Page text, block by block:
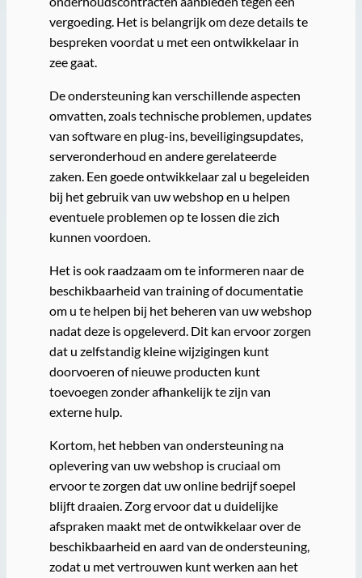
vergoeding. Het is belangrijk om deze details te
bespreken voordat u met een ontwikkelaar in
zee gaat.
De ondersteuning kan verschillende aspecten
omvatten, zoals technische problemen, updates
van software en plug-ins, beveiligingsupdates,
serveronderhoud en andere gerelateerde
zaken. Een goede ontwikkelaar zal u begeleiden
bij het gebruik van uw webshop en u helpen
eventuele problemen op te lossen die zich
kunnen voordoen.
Het is ook raadzaam om te informeren naar de
beschikbaarheid van training of documentatie
om u te helpen bij het beheren van uw webshop
nadat deze is opgeleverd. Dit kan ervoor zorgen
dat u zelfstandig kleine wijzigingen kunt
doorvoeren of nieuwe producten kunt
toevoegen zonder afhankelijk te zijn van
externe hulp.
Kortom, het hebben van ondersteuning na
oplevering van uw webshop is cruciaal om
ervoor te zorgen dat uw online bedrijf soepel
blijft draaien. Zorg ervoor dat u duidelijke
afspraken maakt met de ontwikkelaar over de
beschikbaarheid en aard van de ondersteuning,
zodat u met vertrouwen kunt werken aan het